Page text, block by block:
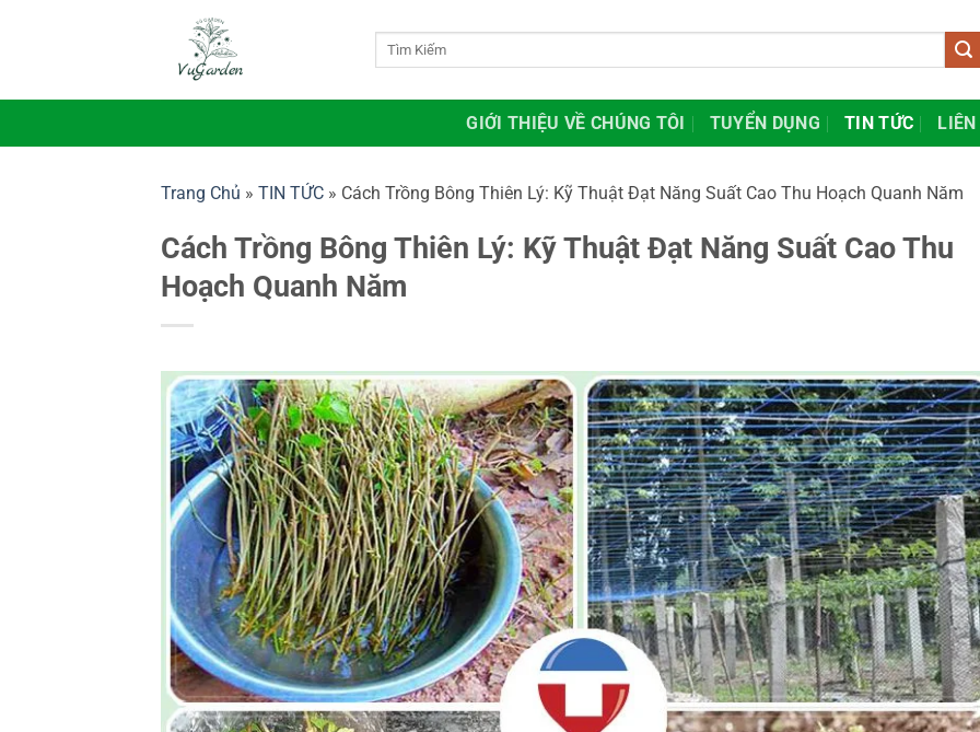
dung
GIỚI THIỆU VỀ CHÚNG TÔI TUYỂN DỤNG TIN TỨC LIÊN
Trang Chủ » TIN TỨC » Cách Trồng Bông Thiên Lý: Kỹ Thuật Đạt Năng Suất Cao Thu Hoạch Quanh Năm
Cách Trồng Bông Thiên Lý: Kỹ Thuật Đạt Năng Suất Cao Thu
Hoạch Quanh Năm